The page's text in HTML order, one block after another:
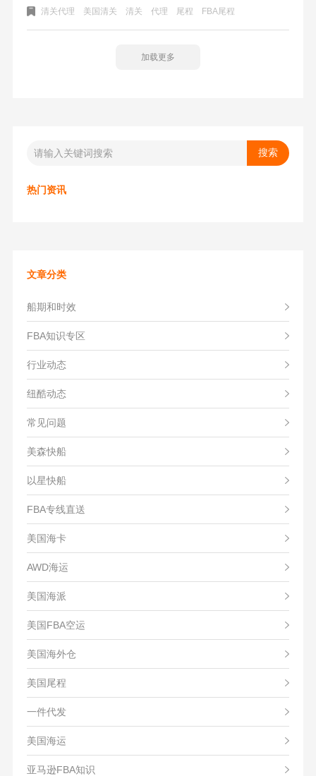
美国公司（JCR）专业代理美国清关服务，采用预清关操作
清关代理 美国清关 清关 代理 尾程 FBA尾程
加载更多
热门资讯
文章分类
船期和时效
FBA知识专区
行业动态
纽酷动态
常见问题
美森快船
以星快船
FBA专线直送
美国海卡
AWD海运
美国海派
美国FBA空运
美国海外仓
美国尾程
一件代发
美国海运
亚马逊FBA知识